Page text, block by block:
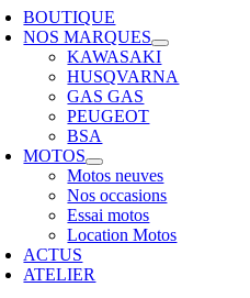
BOUTIQUE
NOS MARQUES
KAWASAKI
HUSQVARNA
GAS GAS
PEUGEOT
BSA
MOTOS
Motos neuves
Nos occasions
Essai motos
Location Motos
ACTUS
ATELIER